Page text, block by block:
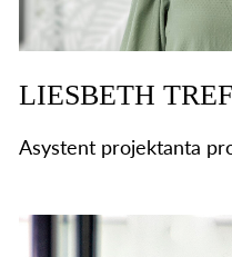
LIESBETH
Asystent projektanta